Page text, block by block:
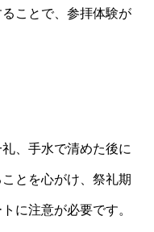
ことで、参拝体験が
、手水で清めた後に
とを心がけ、祭礼期
に注意が必要です。